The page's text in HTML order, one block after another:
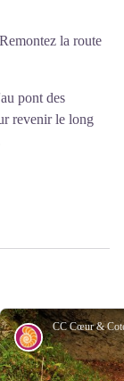
la route
pont des
revenir le long
Archéologie